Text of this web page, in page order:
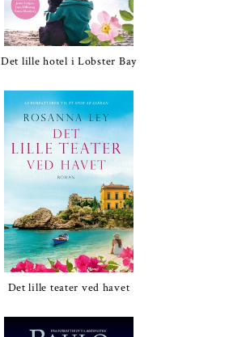
Det lille hotel i Lobster Bay
Det lille teater ved havet